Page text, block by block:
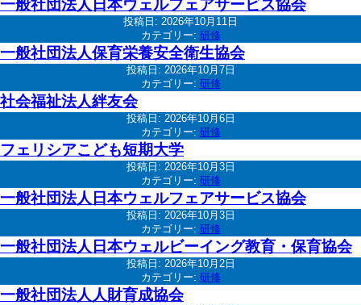
一般社団法人日本ウェルフェアサービス協会
投稿日: 2026年10月11日
カテゴリー: 研修
一般社団法人保育栄養安全衛生協会
投稿日: 2026年10月7日
カテゴリー: 研修
社会福祉法人絆友会
投稿日: 2026年10月6日
カテゴリー: 研修
フェリシアこども短期大学
投稿日: 2026年10月3日
カテゴリー: 研修
一般社団法人日本ウェルフェアサービス協会
投稿日: 2026年10月3日
カテゴリー: 研修
一般社団法人日本ウェルビーイング教育・保育協会
投稿日: 2026年10月2日
カテゴリー: 研修
一般社団法人人財育成協会